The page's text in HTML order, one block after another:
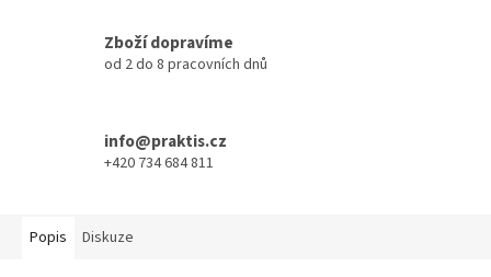
Zboží dopravíme
od 2 do 8 pracovních dnů
info@praktis.cz
+420 734 684 811
Popis Diskuze